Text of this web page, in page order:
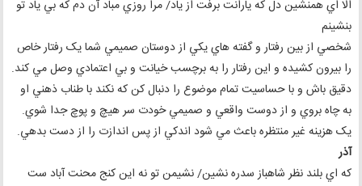
الا اي همنشين دل که يارانت برفت از ياد/ مرا روزي مباد آن دم که بي ياد تو
بنشينم
شخصي از بين رفتار و گفته هاي يکي از دوستان صميمي شما يک رفتار خاص
را بيرون کشيده و اين رفتار را به برچسب خيانت و بي اعتمادي وصل مي کند.
دقيق باش و با حساسيت تمام موضوع را دنبال کن که نکند با طناب ذهني او
به چاه بروي و از دوست واقعي و صميمي خودت سر هيچ و پوچ جدا شوي.
يک هزينه غير منتظره باعث مي شود اندکي از پس اندازت را از دست بدهي.
آذر
که اي بلند نظر شاهباز سدره نشين/ نشيمن تو نه اين کنج محنت آباد ست